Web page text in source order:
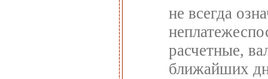
не всегда
расчетные,
ближайших